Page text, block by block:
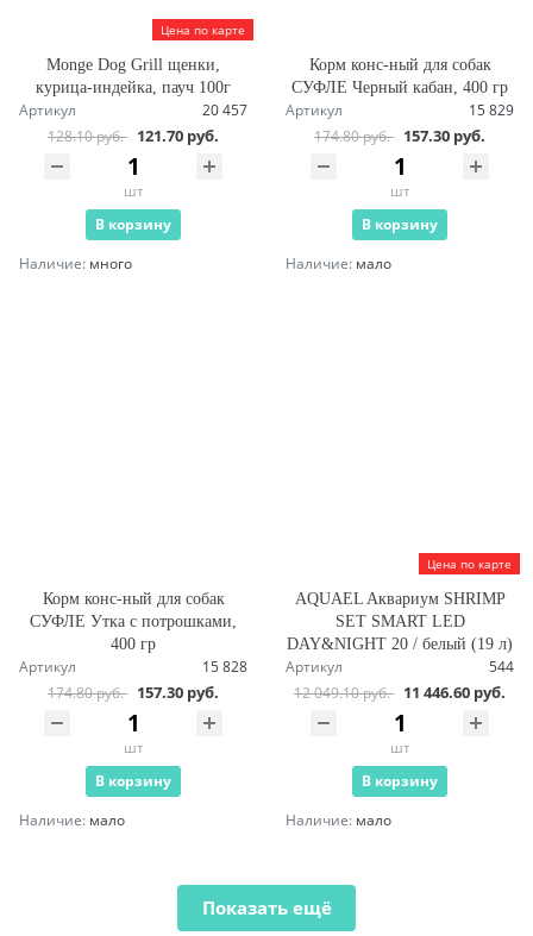
Цена по карте
Monge Dog Grill щенки,
курица-индейка, пауч 100г
Артикул
20 457
128.10 руб. 121.70 руб.
шт
В корзину
Наличие: много
Корм конс-ный для собак
СУФЛЕ Черный кабан, 400 гр
Артикул
15 829
174.80 руб. 157.30 руб.
шт
В корзину
Наличие: мало
Корм конс-ный для собак
СУФЛЕ Утка с потрошками,
400 гр
Артикул
15 828
174.80 руб. 157.30 руб.
шт
В корзину
Наличие: мало
Цена по карте
AQUAEL Aквариум SHRIMP
SET SMART LED
DAY&NIGHT 20 / белый (19 л)
Артикул
544
12 049.10 руб. 11 446.60 руб.
шт
В корзину
Наличие: мало
Показать ещё